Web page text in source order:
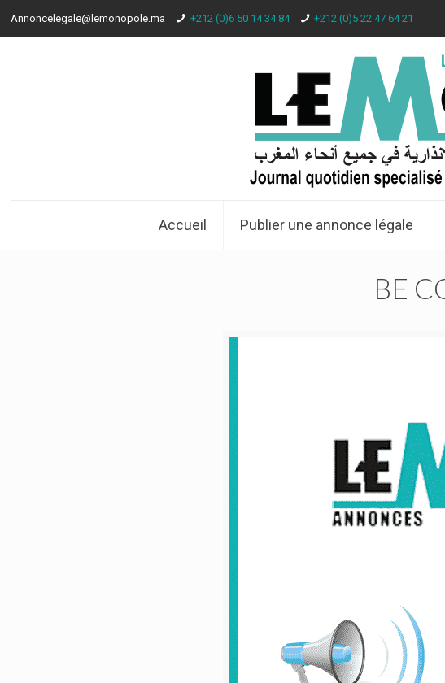
Annoncelegale@lemonopole.ma +212 (0)6 50 14 34 84 +212 (0)5 22 47 64 21
Accueil Publier une annonce légale
BE